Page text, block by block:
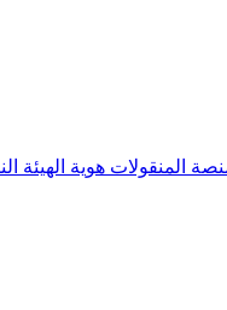
المنقولات هوية الهيئة